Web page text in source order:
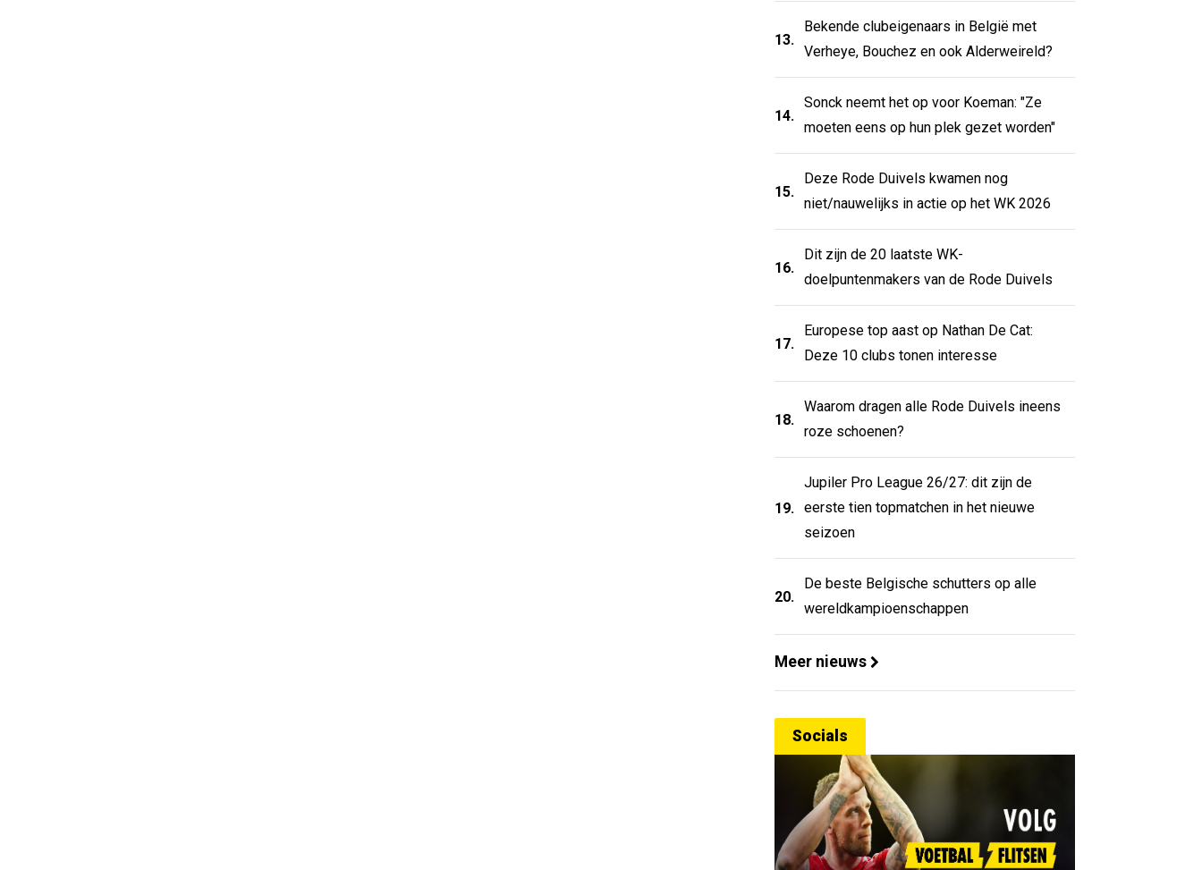
13.
Bekende clubeigenaars in België met
Verheye, Bouchez en ook Alderweireld?
14.
Sonck neemt het op voor Koeman: "Ze
moeten eens op hun plek gezet worden"
15.
Deze Rode Duivels kwamen nog
niet/nauwelijks in actie op het WK 2026
16.
Dit zijn de 20 laatste WK-
doelpuntenmakers van de Rode Duivels
17.
Europese top aast op Nathan De Cat:
Deze 10 clubs tonen interesse
18.
Waarom dragen alle Rode Duivels ineens
roze schoenen?
19.
Jupiler Pro League 26/27: dit zijn de
eerste tien topmatchen in het nieuwe
seizoen
20.
De beste Belgische schutters op alle
wereldkampioenschappen
Meer nieuws
Socials